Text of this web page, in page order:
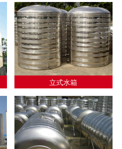
立式水箱